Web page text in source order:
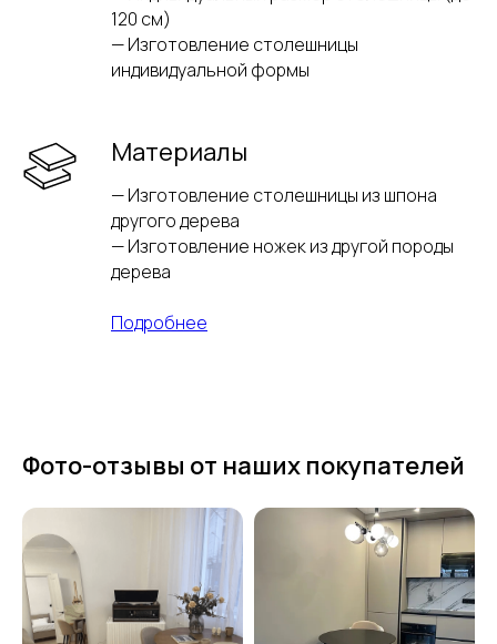
120 см)
— Изготовление столешницы
индивидуальной формы
Материалы
— Изготовление столешницы из шпона
другого дерева
— Изготовление ножек из другой породы
дерева
Подробнее
Фото-отзывы от наших покупателей